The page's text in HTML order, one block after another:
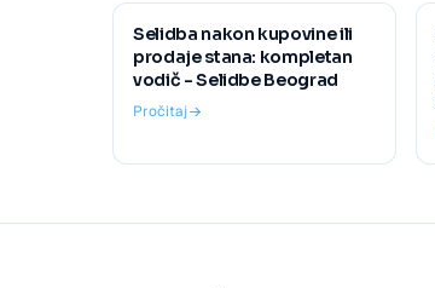
Selidba nakon kupovine ili
prodaje stana: kompletan
vodič - Selidbe Beograd
Pročitaj